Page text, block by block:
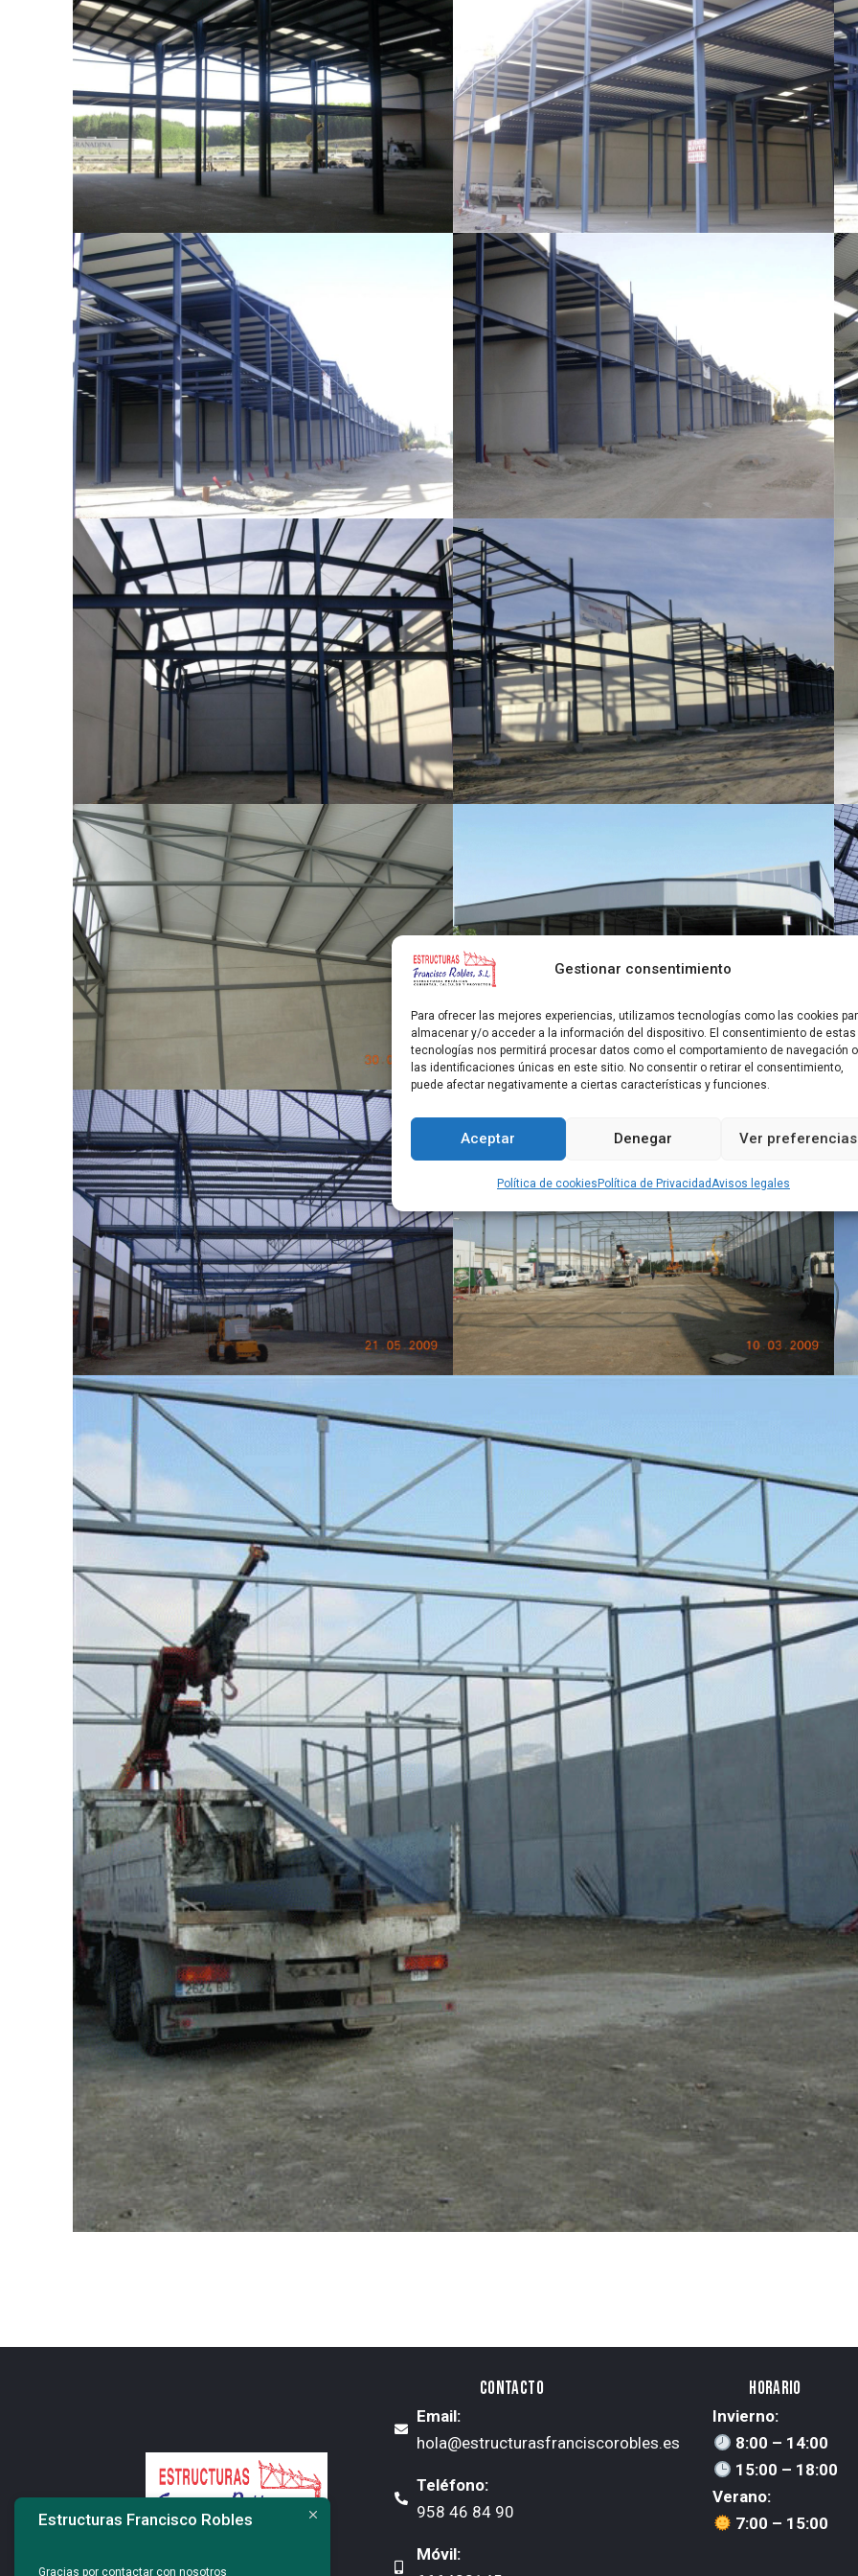
Gestionar consentimiento
Para ofrecer las mejores experiencias, utilizamos tecnologías como las cookies
almacenar y/o acceder a la información del dispositivo. El consentimiento de estas
tecnologías nos permitirá procesar datos como el comportamiento de navegación o
las identificaciones únicas en este sitio. No consentir o retirar el consentimiento,
puede afectar negativamente a ciertas características y funciones.
Aceptar Denegar Ver preferencias
Política de cookiesPolítica de Privacidad Avisos legales
CONTACTO
Email:
hola@estructurasfranciscorobles.es
Teléfono:
958 46 84 90
Móvil:
HORARIO
Invierno:
8:00 – 14:00
15:00 – 18:00
Verano:
7:00 – 15:00
Estructuras Francisco Robles
Gracias por contactar con nosotros